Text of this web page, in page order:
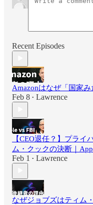
Recent Episodes
Amazonはなぜ「国家
Feb 8 • Lawrence
【CEO退任？】プライ
ム・クックの決断｜
Feb 1 • Lawrence
なぜジョブズはティム